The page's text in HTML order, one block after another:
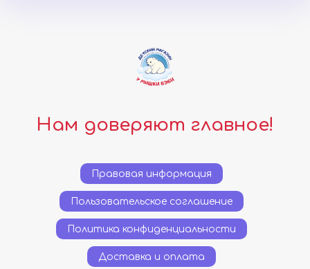
Нам доверяют главное!
Правовая информация
Пользовательское соглашение
Политика конфиденциальности
Доставка и оплата